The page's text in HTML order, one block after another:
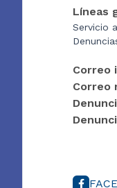
Líneas
Servicio
Correo
Correo